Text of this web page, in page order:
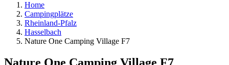
Home
Campingplätze
Rheinland-Pfalz
Hasselbach
Nature One Camping Village F7